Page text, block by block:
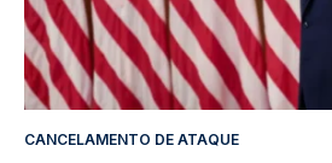
CANCELAMENTO DE ATAQUE